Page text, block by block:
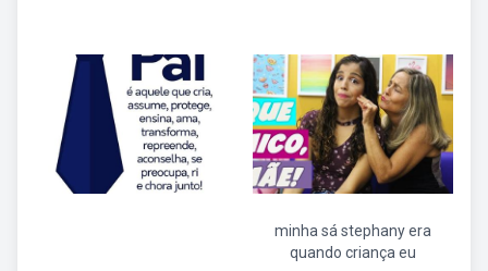
minha sá stephany era
quando criança eu